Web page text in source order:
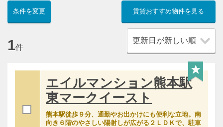
条件を変更 賃貸おすすめ物件を見る
1件
エイルマンション熊本駅
東マークイースト
熊本駅徒歩９分、通勤やお出かけにも便利な立地。南
向き６階のやさしい陽射しが広がる２ＬＤＫで、駐車